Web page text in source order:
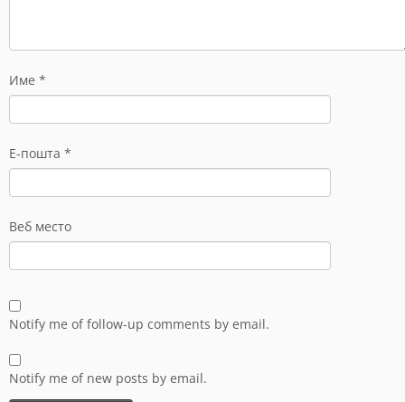
Име *
Е-пошта *
Веб место
Notify me of follow-up comments by email.
Notify me of new posts by email.